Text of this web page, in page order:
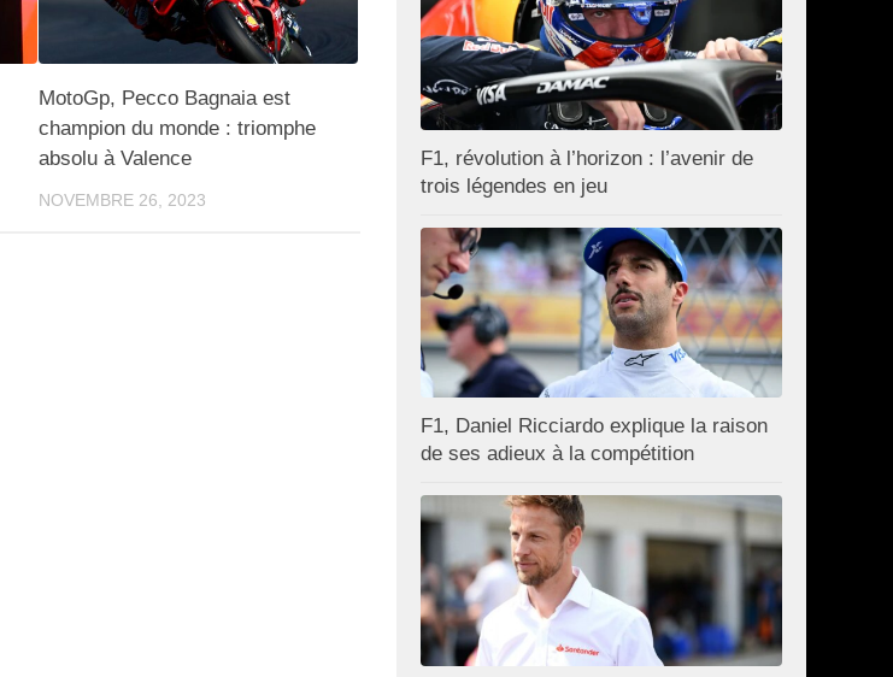
MotoGp, Pecco Bagnaia est
champion du monde : triomphe
absolu à Valence
NOVEMBRE 26, 2023
F1, révolution à l’horizon : l’avenir de
trois légendes en jeu
F1, Daniel Ricciardo explique la raison
de ses adieux à la compétition